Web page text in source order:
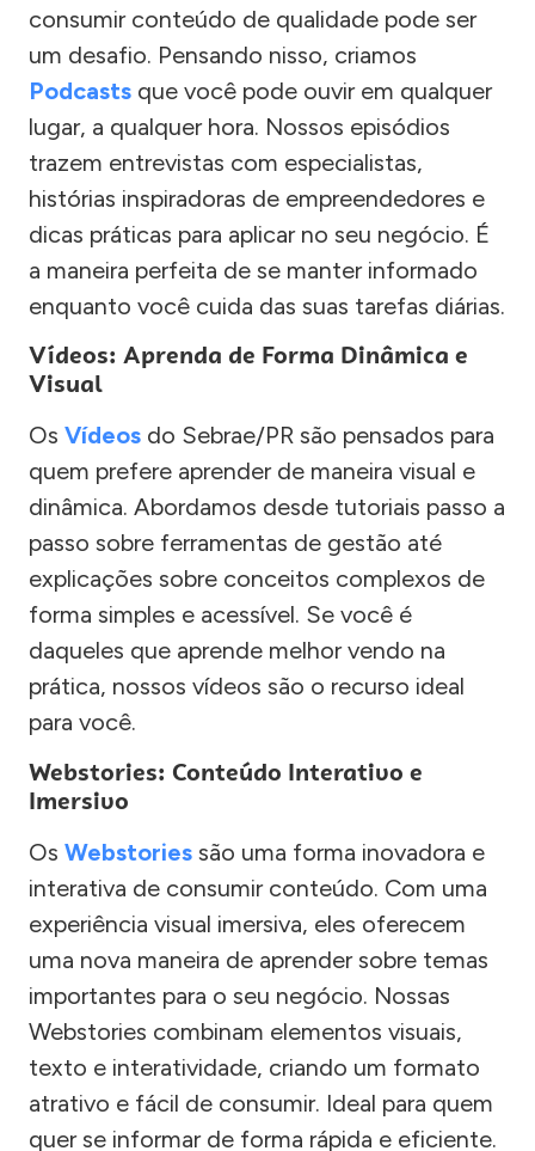
consumir conteúdo de qualidade pode ser
um desafio. Pensando nisso, criamos
Podcasts que você pode ouvir em qualquer
lugar, a qualquer hora. Nossos episódios
trazem entrevistas com especialistas,
histórias inspiradoras de empreendedores e
dicas práticas para aplicar no seu negócio. É
a maneira perfeita de se manter informado
enquanto você cuida das suas tarefas diárias.
Vídeos: Aprenda de Forma Dinâmica e
Visual
Os Vídeos do Sebrae/PR são pensados para
quem prefere aprender de maneira visual e
dinâmica. Abordamos desde tutoriais passo a
passo sobre ferramentas de gestão até
explicações sobre conceitos complexos de
forma simples e acessível. Se você é
daqueles que aprende melhor vendo na
prática, nossos vídeos são o recurso ideal
para você.
Webstories: Conteúdo Interativo e
Imersivo
Os Webstories são uma forma inovadora e
interativa de consumir conteúdo. Com uma
experiência visual imersiva, eles oferecem
uma nova maneira de aprender sobre temas
importantes para o seu negócio. Nossas
Webstories combinam elementos visuais,
texto e interatividade, criando um formato
atrativo e fácil de consumir. Ideal para quem
quer se informar de forma rápida e eficiente.